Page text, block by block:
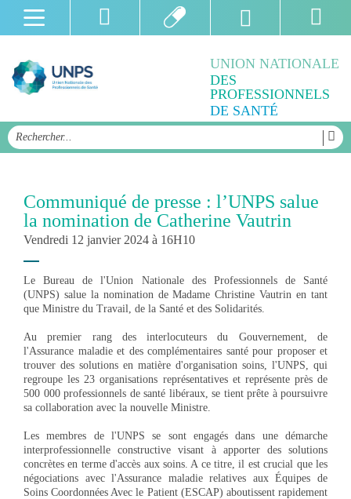
UNION NATIONALE
DES
PROFESSIONNELS
DE SANTÉ
Communiqué de presse : l’UNPS salue
la nomination de Catherine Vautrin
Vendredi 12 janvier 2024 à 16H10
Le Bureau de l'Union Nationale des Professionnels de Santé
(UNPS) salue la nomination de Madame Christine Vautrin en tant
que Ministre du Travail, de la Santé et des Solidarités.
Au premier rang des interlocuteurs du Gouvernement, de
l'Assurance maladie et des complémentaires santé pour proposer et
trouver des solutions en matière d'organisation soins, l'UNPS, qui
regroupe les 23 organisations représentatives et représente près de
500 000 professionnels de santé libéraux, se tient prête à poursuivre
sa collaboration avec la nouvelle Ministre.
Les membres de l'UNPS se sont engagés dans une démarche
interprofessionnelle constructive visant à apporter des solutions
concrètes en terme d'accès aux soins. A ce titre, il est crucial que les
négociations avec l'Assurance maladie relatives aux Équipes de
Soins Coordonnées Avec le Patient (ESCAP) aboutissent rapidement